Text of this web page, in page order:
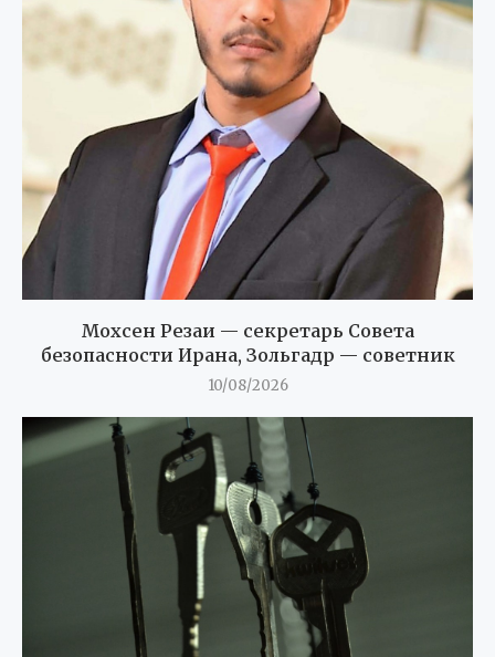
Мохсен Резаи — секретарь Совета
безопасности Ирана, Зольгадр — советник
10/08/2026